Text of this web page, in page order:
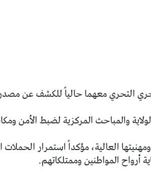
التحري معهما حالياً للكشف عن
والمباحث المركزية لضبط الأمن
العالية، مؤكداً استمرار الحملات
أرواح المواطنين وممتلكاتهم.